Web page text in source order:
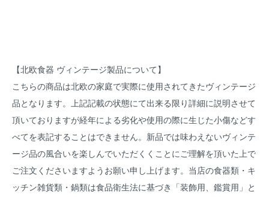
【北欧食器 ヴィンテージ製品について】
こちらの商品は北欧の家庭で実際に使用されてきたヴィンテージ
品となります。上記記載の状態にて出来る限り詳細に説明させて
頂いておりますが経年による劣化や使用の際に生じた小傷などす
べてを表記することはできません。新品では味わえないヴィンテ
ージ品の風合いを楽しんでいただくくことにご理解を頂いた上で
ご注文くださいますようお願い申し上げます。当店の食器類・キ
ッチン雑貨類・鍋類は食品衛生法に基づき「装飾用、鑑賞用」と